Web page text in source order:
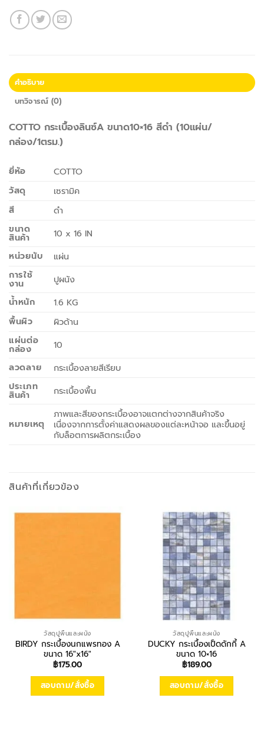
คำอธิบาย
บทวิจารณ์ (0)
COTTO กระเบื้องลินซ์A ขนาด10×16 สีดำ (10แผ่น/
กล่อง/1ตรม.)
ยี่ห้อ
COTTO
วัสดุ
เซรามิค
สี
ดำ
ขนาด
สินค้า
10 x 16 IN
หน่วยนับ
แผ่น
การใช้
งาน
ปูผนัง
น้ำหนัก
1.6 KG
พื้นผิว
ผิวด้าน
แผ่นต่อ
กล่อง
10
ลวดลาย
กระเบื้องลายสีเรียบ
ประเภท
สินค้า กระเบื้องพื้น
หมายเหตุ
ภาพและสีของกระเบื้องอาจแตกต่างจากสินค้าจริง
เนื่องจากการตั้งค่าแสดงผลของแต่ละหน้าจอ และขึ้นอยู่
กับล็อตการผลิตกระเบื้อง
สินค้าที่เกี่ยวข้อง
วัสดุปูพื้นและผนัง
BIRDY กระเบื้องนกแพรทอง A
ขนาด 16″x16″
฿175.00
สอบถาม/สั่งซื้อ
วัสดุปูพื้นและผนัง
DUCKY กระเบื้องเป็ดดักกี้ A
ขนาด 10×16
฿189.00
สอบถาม/สั่งซื้อ